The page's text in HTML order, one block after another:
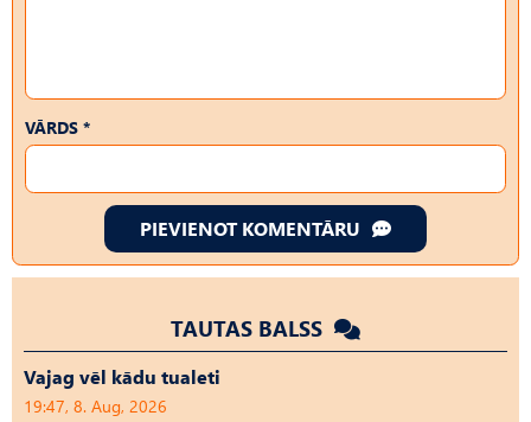
VĀRDS *
PIEVIENOT KOMENTĀRU
TAUTAS BALSS
Vajag vēl kādu tualeti
19:47, 8. Aug, 2026